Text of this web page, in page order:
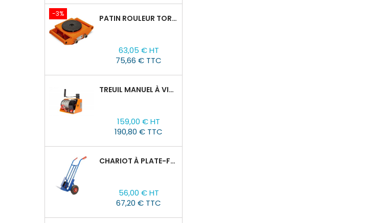
-3% PATIN ROULEUR TOR CRA-4 : 6T
base
63,05 € HT
75,66 € TTC
TREUIL MANUEL À VIS SANS FIN VS500, 0,5TX25M
159,00 € HT
190,80 € TTC
CHARIOT À PLATE-FORME TOR HT 300
56,00 € HT
67,20 € TTC